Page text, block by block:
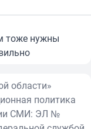
тоже нужны
области»
политика
СМИ: ЭЛ №